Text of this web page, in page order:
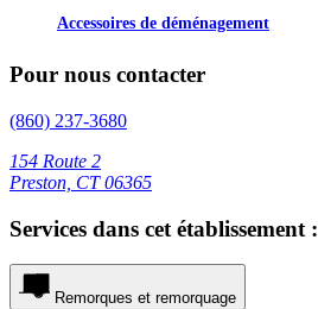
Accessoires de déménagement
Pour nous contacter
(860) 237-3680
154 Route 2
Preston, CT 06365
Services dans cet établissement :
Remorques et remorquage